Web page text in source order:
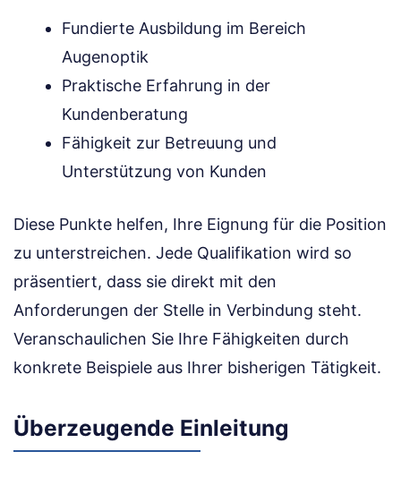
Fundierte Ausbildung im Bereich
Augenoptik
Praktische Erfahrung in der
Kundenberatung
Fähigkeit zur Betreuung und
Unterstützung von Kunden
Diese Punkte helfen, Ihre Eignung für die Position
zu unterstreichen. Jede Qualifikation wird so
präsentiert, dass sie direkt mit den
Anforderungen der Stelle in Verbindung steht.
Veranschaulichen Sie Ihre Fähigkeiten durch
konkrete Beispiele aus Ihrer bisherigen Tätigkeit.
Überzeugende Einleitung